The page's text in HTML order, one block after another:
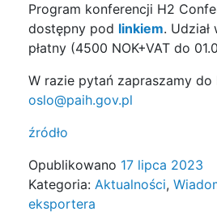
Program konferencji H2
dostępny pod linkiem.
płatny (4500 NOK+VAT do
W razie pytań zapraszamy do
oslo@paih.gov.pl
źródło
Opublikowano 17 lipca 2023
Kategoria: Aktualności,
eksportera